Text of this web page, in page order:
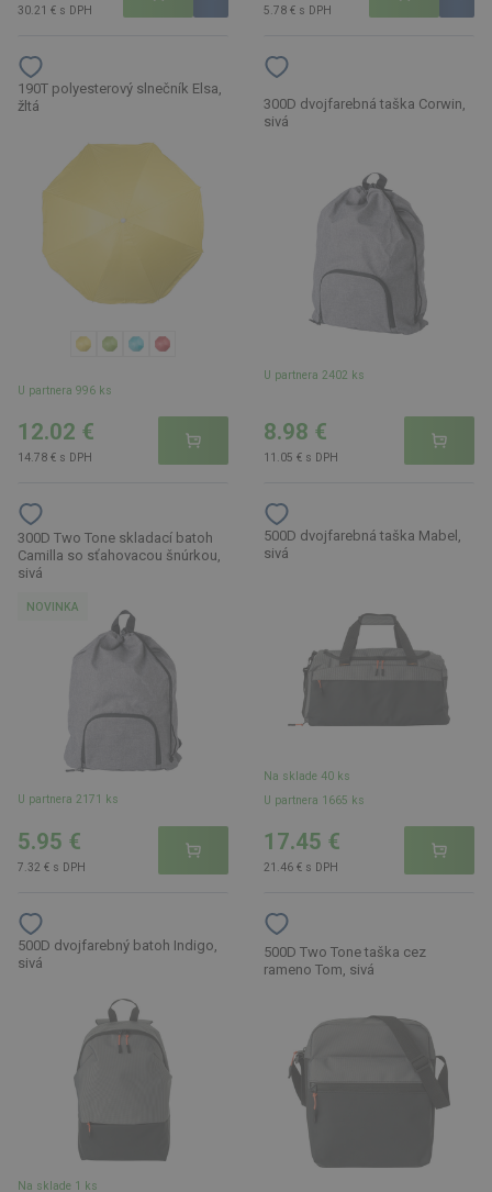
30.21 € s DPH 5.78 € s DPH
190T polyesterový slnečník Elsa,
žltá
U partnera 996 ks
12.02 €
14.78 € s DPH
300D dvojfarebná taška Corwin,
sivá
U partnera 2402 ks
8.98 €
11.05 € s DPH
300D Two Tone skladací batoh
Camilla so sťahovacou šnúrkou,
sivá
NOVINKA
U partnera 2171 ks
5.95 €
7.32 € s DPH
500D dvojfarebná taška Mabel,
sivá
Na sklade 40 ks
U partnera 1665 ks
17.45 €
21.46 € s DPH
500D dvojfarebný batoh Indigo,
sivá
Na sklade 1 ks
500D Two Tone taška cez
rameno Tom, sivá